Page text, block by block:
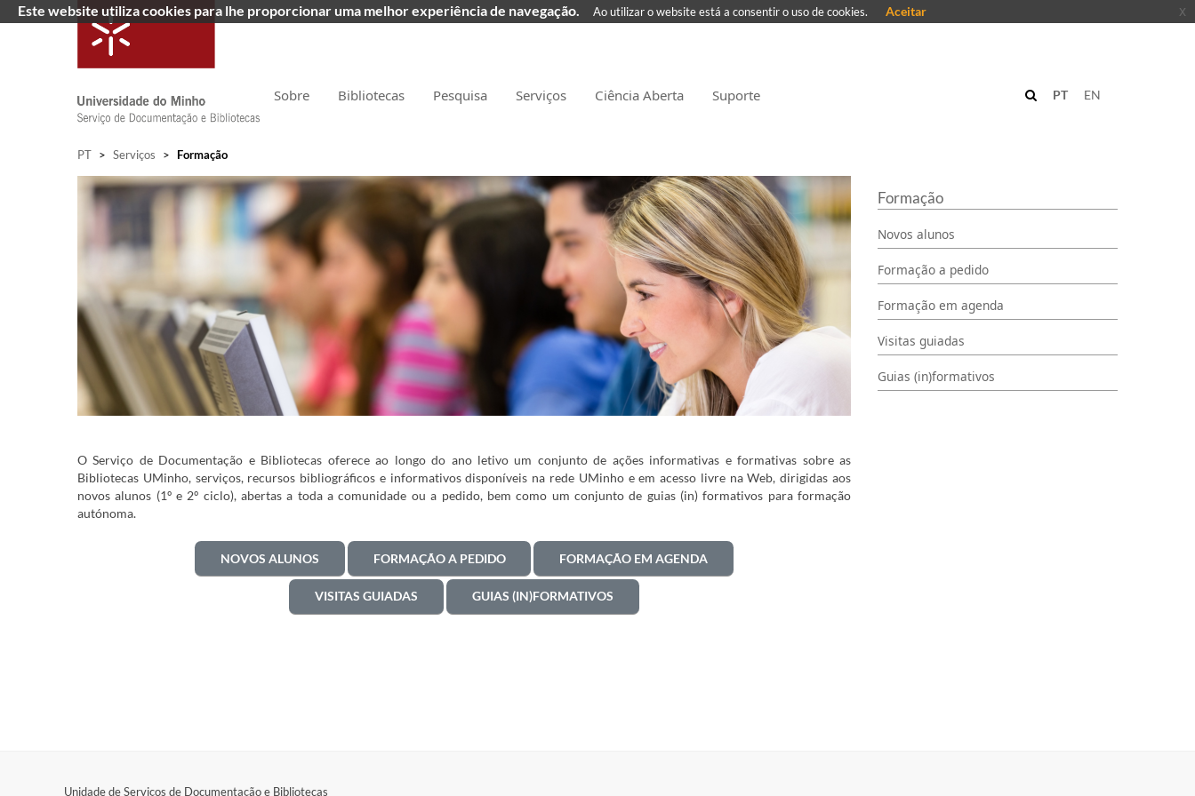
Sobre Bibliotecas Pesquisa Serviços Ciência Aberta Suporte EN
PT
PT > Serviços > Formação
O Serviço de Documentação e Bibliotecas oferece ao longo do ano letivo um conjunto de ações informativas e formativas sobre as
Bibliotecas UMinho, serviços, recursos bibliográficos e informativos disponíveis na rede UMinho e em acesso livre na Web, dirigidas aos
novos alunos (1º e 2º ciclo), abertas a toda a comunidade ou a pedido, bem como um conjunto de guias (in) formativos para formação
autónoma.
NOVOS ALUNOS FORMAÇÃO A PEDIDO FORMAÇÃO EM AGENDA
VISITAS GUIADAS GUIAS (IN)FORMATIVOS
Formação
Novos alunos
Formação a pedido
Formação em agenda
Visitas guiadas
Guias (in)formativos
Unidade de Serviços de Documentação e Bibliotecas
Este website utiliza cookies para lhe proporcionar uma melhor experiência de navegação. Ao utilizar o website está a consentir o uso de cookies. Aceitar x